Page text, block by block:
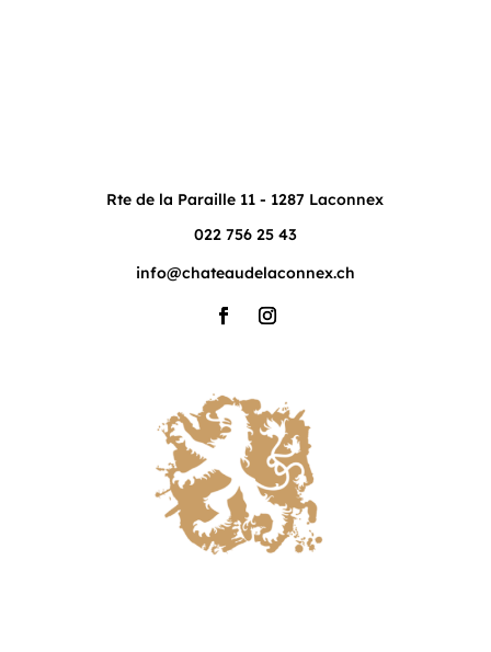
Rte de la Paraille 11 - 1287 Laconnex
022 756 25 43
info@chateaudelaconnex.ch